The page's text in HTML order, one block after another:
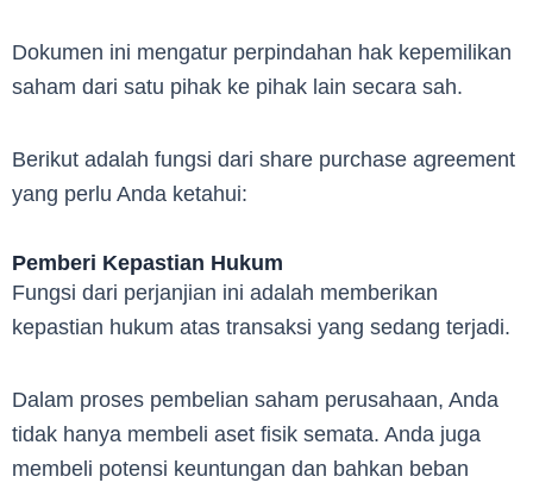
Dokumen ini mengatur perpindahan hak kepemilikan
saham dari satu pihak ke pihak lain secara sah.
Berikut adalah fungsi dari share purchase agreement
yang perlu Anda ketahui:
Pemberi Kepastian Hukum
Fungsi dari perjanjian ini adalah memberikan
kepastian hukum atas transaksi yang sedang terjadi.
Dalam proses pembelian saham perusahaan, Anda
tidak hanya membeli aset fisik semata. Anda juga
membeli potensi keuntungan dan bahkan beban